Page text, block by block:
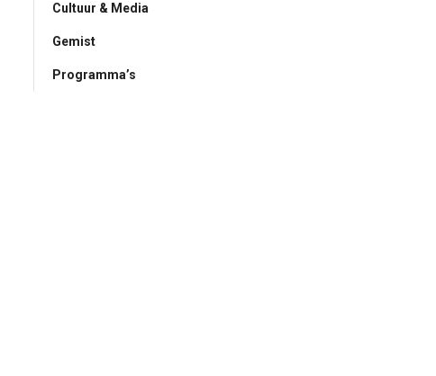
Cultuur & Media
Gemist
Programma’s